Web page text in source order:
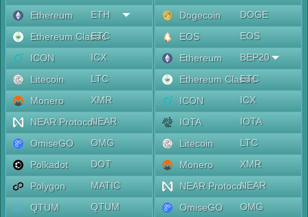
Ethereum
ETH
Ethereum Classic
ETC
ICON
ICX
Litecoin
LTC
Monero
XMR
NEAR ProtocolNEAR
OmiseGO
OMG
Polkadot
DOT
Polygon
MATIC
QTUM
QTUM
Dogecoin
DOGE
EOS
EOS
Ethereum
BEP20
Ethereum Classic
ETC
ICON
ICX
IOTA
IOTA
Litecoin
LTC
Monero
XMR
NEAR ProtocolNEAR
OmiseGO
OMG